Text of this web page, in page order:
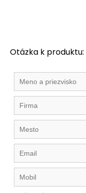
Otázka k produktu: